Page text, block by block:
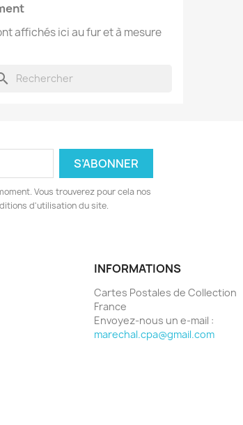
affichés ici au fur et à mesure
Vous trouverez pour cela nos
d'utilisation du site.
INFORMATIONS
Cartes Postales de Collection
France
Envoyez-nous un e-mail :
marechal.cpa@gmail.com